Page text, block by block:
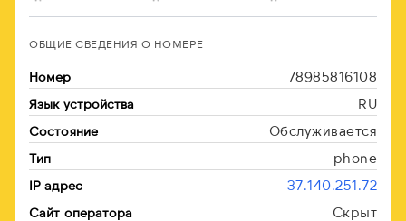
ОБЩИЕ СВЕДЕНИЯ О НОМЕРЕ
Номер 78985816108
Язык устройства RU
Состояние Обслуживается
Тип phone
IP адрес 37.140.251.72
Сайт оператора Скрыт